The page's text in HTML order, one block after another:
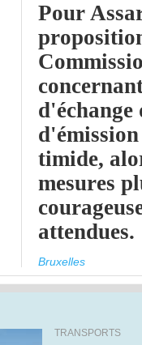
Pour
d'échange
timide,
mesures
attendues.
Bruxelles
TRANSPORTS